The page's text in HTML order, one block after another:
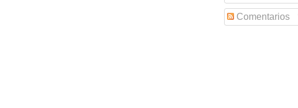
Comentarios